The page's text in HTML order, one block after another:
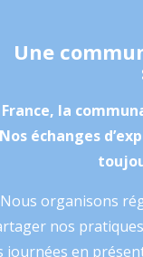
Une
France, la
Nos échanges
Nous organisons
nos
journées en